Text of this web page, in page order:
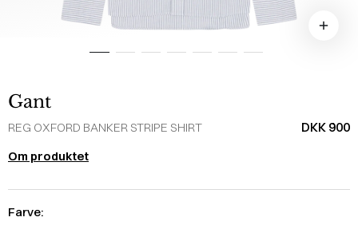
Gant
REG OXFORD BANKER STRIPE SHIRT DKK 900
Om produktet
Farve: